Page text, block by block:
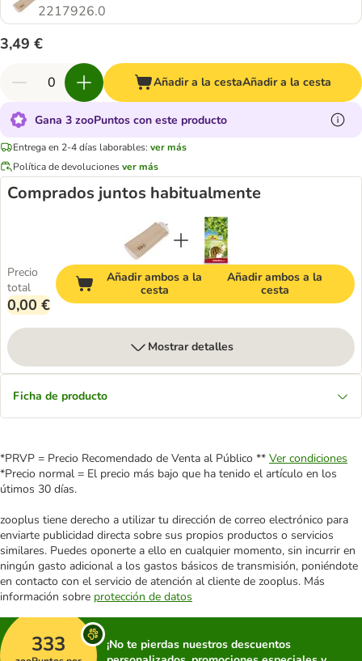
2217926.0
3,49 €
Añadir a la cestaAñadir a la cesta
Gana 3 zooPuntos con este producto
Entrega en 2-4 días laborables: ver más
Política de devolucionesver más
Comprados juntos habitualmente
Precio
total
0,00 €
Añadir ambos a la
cesta
Añadir ambos a la
cesta
Mostrar detalles
Ficha de producto
*PRVP = Precio Recomendado de Venta al Público ** Ver condiciones
*Precio normal = El precio más bajo que ha tenido el artículo en los
útimos 30 días.
zooplus tiene derecho a utilizar tu dirección de correo electrónico para
enviarte publicidad directa sobre sus propios productos o servicios
similares. Puedes oponerte a ello en cualquier momento, sin incurrir en
ningún gasto adicional a los gastos básicos de transmisión, poniéndote
en contacto con el servicio de atención al cliente de zooplus. Más
información sobre protección de datos
333
¡No te pierdas nuestros descuentos